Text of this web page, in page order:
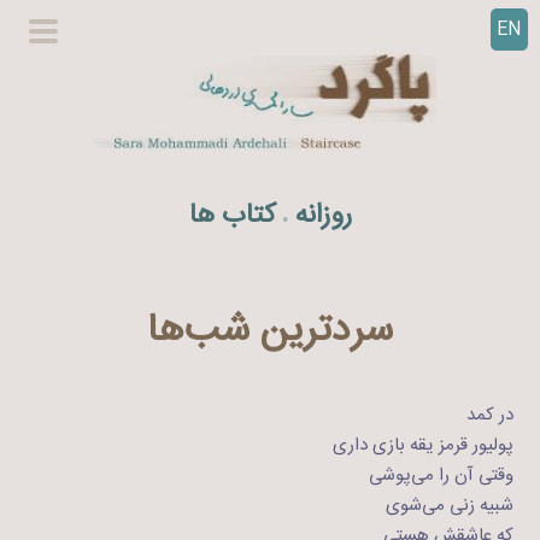
EN
روزانه . کتاب ها
سرد‌ترین شب‌ها
در کمد
پولیور قرمز یقه بازی داری
وقتی آن را می‌پوشی
شبیه زنی می‌شوی